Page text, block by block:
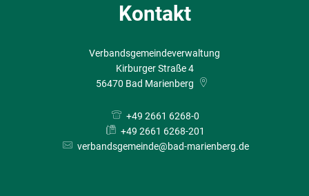
Kontakt
Verbandsgemeindeverwaltung
Kirburger Straße 4
56470 Bad Marienberg
+49 2661 6268-0
+49 2661 6268-201
verbandsgemeinde@bad-marienberg.de